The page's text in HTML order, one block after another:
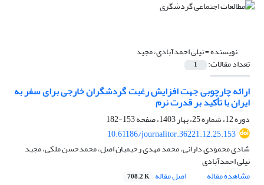
نویسنده =نیلی احمدآبادی، مجید
تعداد مقالات: 1
ارائه چارچوبی جهت افزایش رغبت گردشگران خارجی برای سفر به
ایران با تأکید بر قدرت نرم
دوره 12، شماره 25، بهار 1403، صفحه
153-182
10.61186/journalitor.36221.12.25.153
شادی محمودی دارانی، محمد مهدی رحیمیان اصل، محمدحسن ملکی، مجید
نیلی احمدآبادی
مشاهده مقاله
اصل مقاله 708.2 K